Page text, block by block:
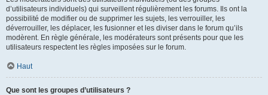
d’utilisateurs individuels) qui surveillent régulièrement les forums. Ils ont la
possibilité de modifier ou de supprimer les sujets, les verrouiller, les
déverrouiller, les déplacer, les fusionner et les diviser dans le forum qu’ils
modèrent. En règle générale, les modérateurs sont présents pour que les
utilisateurs respectent les règles imposées sur le forum.
Haut
Que sont les groupes d’utilisateurs ?